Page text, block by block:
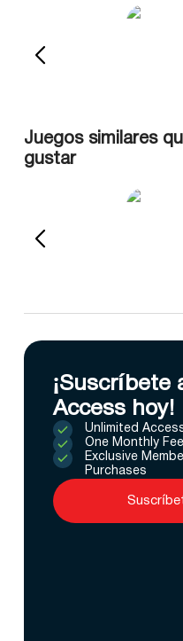
Juegos similares
gustar
¡Suscríbete
Access hoy!
Unlimited
One Monthly
Exclusive
Purchases